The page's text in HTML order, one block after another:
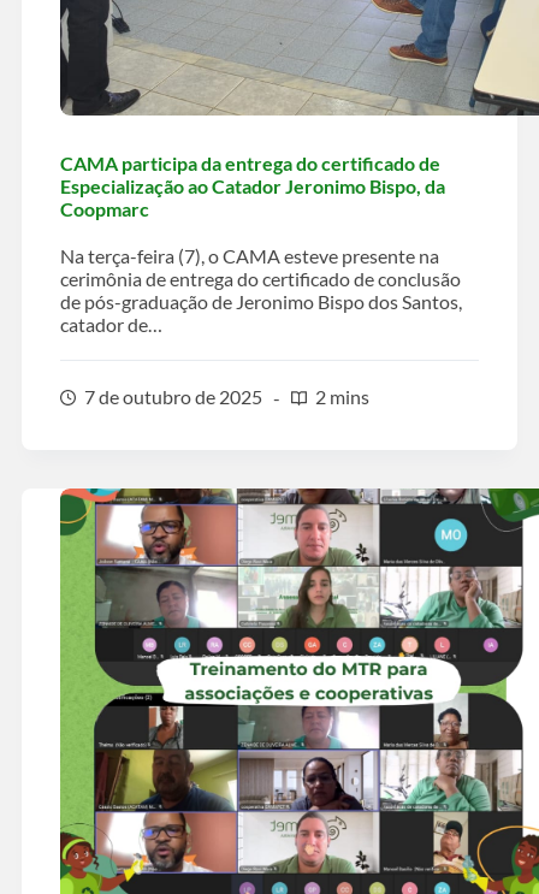
CAMA participa da entrega do certificado de
Especialização ao Catador Jeronimo Bispo, da
Coopmarc
Na terça-feira (7), o CAMA esteve presente na
cerimônia de entrega do certificado de conclusão
de pós-graduação de Jeronimo Bispo dos Santos,
catador de…
7 de outubro de 2025 2 mins